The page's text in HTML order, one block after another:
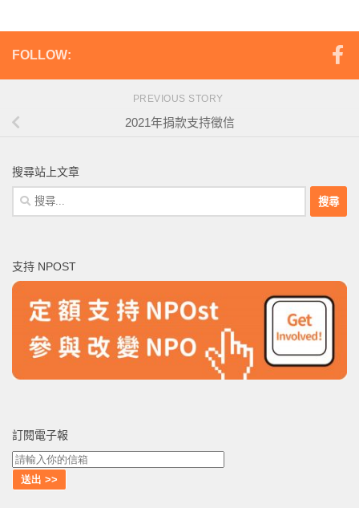
FOLLOW:
PREVIOUS STORY
2021年捐款支持徵信
搜尋站上文章
搜
尋
字:
支持 NPOST
訂閱電子報